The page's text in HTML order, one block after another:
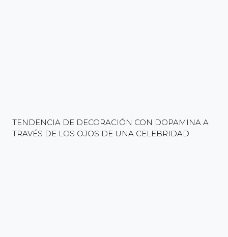
TENDENCIA DE DECORACIÓN CON DOPAMINA A
TRAVÉS DE LOS OJOS DE UNA CELEBRIDAD